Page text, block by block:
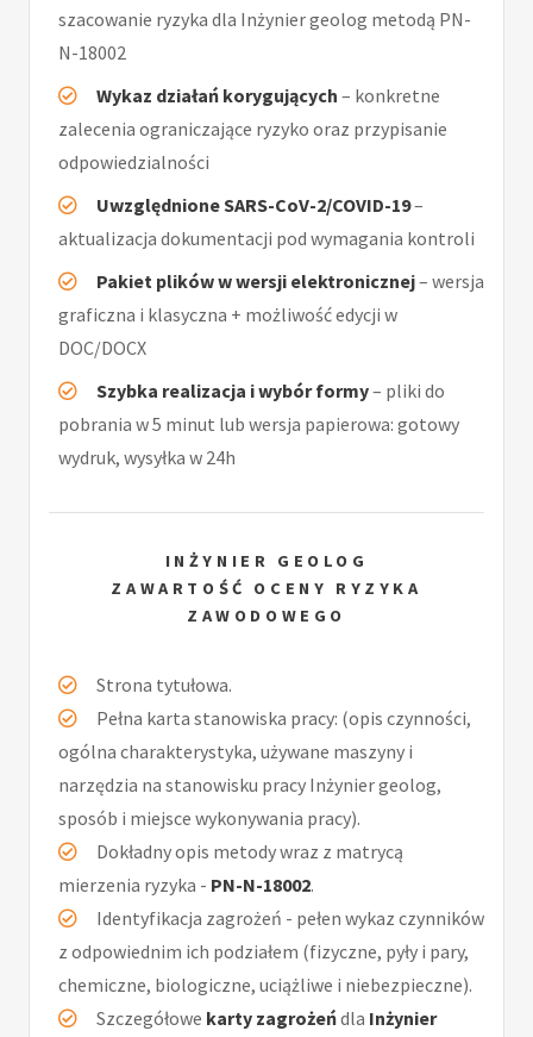
szacowanie ryzyka dla Inżynier geolog metodą PN-
N-18002
Wykaz działań korygujących – konkretne
zalecenia ograniczające ryzyko oraz przypisanie
odpowiedzialności
Uwzględnione SARS-CoV-2/COVID-19–
aktualizacja dokumentacji pod wymagania kontroli
Pakiet plików w wersji elektronicznej– wersja
graficzna i klasyczna + możliwość edycji w
DOC/DOCX
Szybka realizacja i wybór formy– pliki do
pobrania w 5 minut lub wersja papierowa: gotowy
wydruk, wysyłka w 24h
INŻYNIER GEOLOG
ZAWARTOŚĆ OCENY RYZYKA
ZAWODOWEGO
Strona tytułowa.
Pełna karta stanowiska pracy: (opis czynności,
ogólna charakterystyka, używane maszyny i
narzędzia na stanowisku pracy Inżynier geolog,
sposób i miejsce wykonywania pracy).
Dokładny opis metody wraz z matrycą
mierzenia ryzyka - PN-N-18002.
Identyfikacja zagrożeń - pełen wykaz czynników
z odpowiednim ich podziałem (fizyczne, pyły i pary,
chemiczne, biologiczne, uciążliwe i niebezpieczne).
Szczegółowe karty zagrożeńdla Inżynier